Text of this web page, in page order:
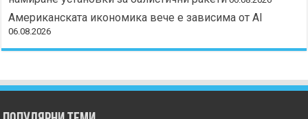
Американската икономика вече е зависима от АІ
06.08.2026